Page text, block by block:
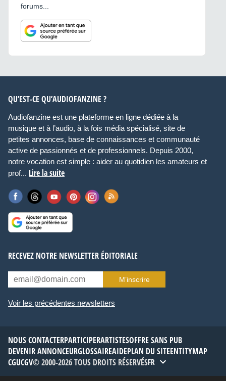
forums...
QU’EST-CE QU’AUDIOFANZINE ?
Audiofanzine est une plateforme en ligne dédiée à la
musique et à l’audio, à la fois média spécialisé, site de
petites annonces, base de connaissances et communauté
active de passionnés et de professionnels. Depuis 2000,
notre vocation est simple : aider au quotidien les amateurs et
prof... Lire la suite
RECEVEZ NOTRE NEWSLETTER ÉDITORIALE
M’inscrire
Voir les précédentes newsletters
NOUS CONTACTERPARTICIPERARTISTESOFFRE SANS PUB
DEVENIR ANNONCEURGLOSSAIREAIDEPLAN DU SITEENTITYMAP
CGUCGV© 2000-2026 TOUS DROITS RÉSERVÉSFR